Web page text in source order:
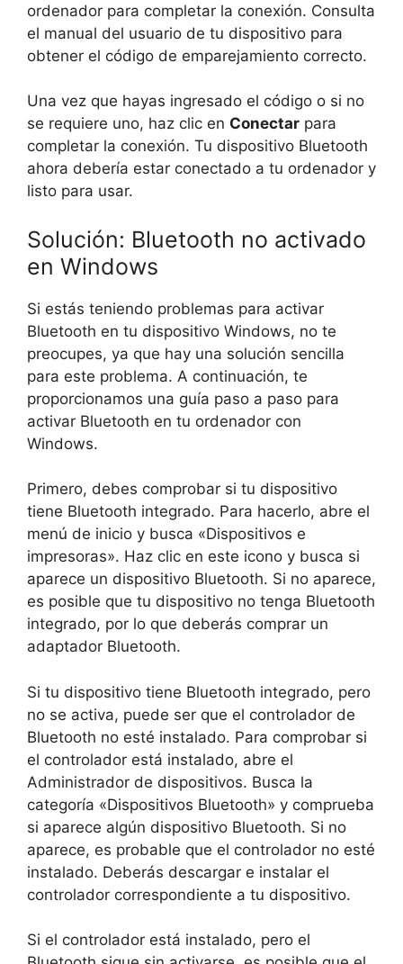
ordenador para completar la conexión. Consulta
el manual del usuario de tu dispositivo para
obtener el código de emparejamiento correcto.
Una vez que hayas ingresado el código o si no
se requiere uno, haz clic en Conectar para
completar la conexión. Tu dispositivo Bluetooth
ahora debería estar conectado a tu ordenador y
listo para usar.
Solución: Bluetooth no activado
en Windows
Si estás teniendo problemas para activar
Bluetooth en tu dispositivo Windows, no te
preocupes, ya que hay una solución sencilla
para este problema. A continuación, te
proporcionamos una guía paso a paso para
activar Bluetooth en tu ordenador con
Windows.
Primero, debes comprobar si tu dispositivo
tiene Bluetooth integrado. Para hacerlo, abre el
menú de inicio y busca «Dispositivos e
impresoras». Haz clic en este icono y busca si
aparece un dispositivo Bluetooth. Si no aparece,
es posible que tu dispositivo no tenga Bluetooth
integrado, por lo que deberás comprar un
adaptador Bluetooth.
Si tu dispositivo tiene Bluetooth integrado, pero
no se activa, puede ser que el controlador de
Bluetooth no esté instalado. Para comprobar si
el controlador está instalado, abre el
Administrador de dispositivos. Busca la
categoría «Dispositivos Bluetooth» y comprueba
si aparece algún dispositivo Bluetooth. Si no
aparece, es probable que el controlador no esté
instalado. Deberás descargar e instalar el
controlador correspondiente a tu dispositivo.
Si el controlador está instalado, pero el